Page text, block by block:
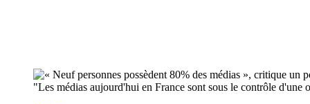
"Les médias aujourd'hui en France sont sous le contrôle d'une